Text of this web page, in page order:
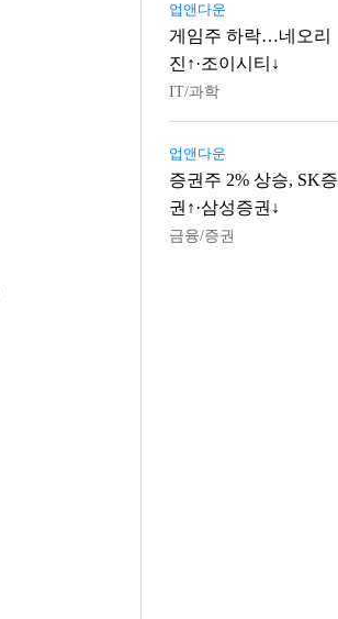
업앤다운
게임주 하락…네오리
진↑·조이시티↓
IT/과학
업앤다운
증권주 2% 상승, SK증
권↑·삼성증권↓
금융/증권